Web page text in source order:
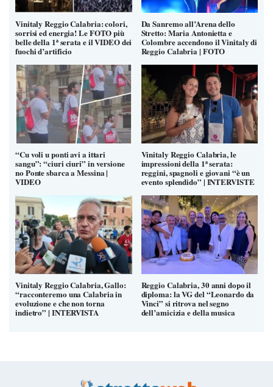
Vinitaly Reggio Calabria: colori,
sorrisi ed energia! Le FOTO più
belle della 1ª serata e il VIDEO dei
fuochi d’artificio
Da Sanremo all’Arena dello
Stretto: Maria Antonietta e
Colombre accendono il Vinitaly di
Reggio Calabria | FOTO
“Cu voli u ponti avi a ittari
sangu”: “ciuri ciuri” in versione
no Ponte sbarca a Messina |
VIDEO
Vinitaly Reggio Calabria, le
impressioni della 1ª serata:
reggini, spagnoli e giovani “è un
evento splendido” | INTERVISTE
Vinitaly Reggio Calabria, Gallo:
“racconteremo una Calabria in
evoluzione e che non torna
indietro” | INTERVISTA
Reggio Calabria, 30 anni dopo il
diploma: la VG del “Leonardo da
Vinci” si ritrova nel segno
dell’amicizia e della musica